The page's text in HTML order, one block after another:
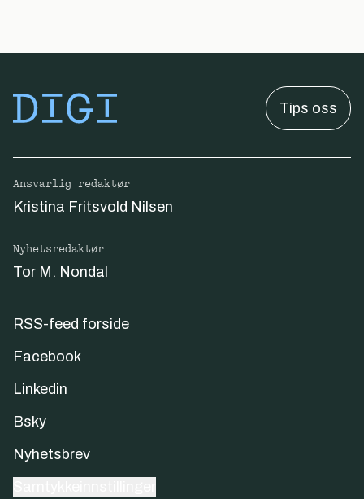
Tips oss
Ansvarlig redaktør
Kristina Fritsvold Nilsen
Nyhetsredaktør
Tor M. Nondal
RSS-feed forside
Facebook
Linkedin
Bsky
Nyhetsbrev